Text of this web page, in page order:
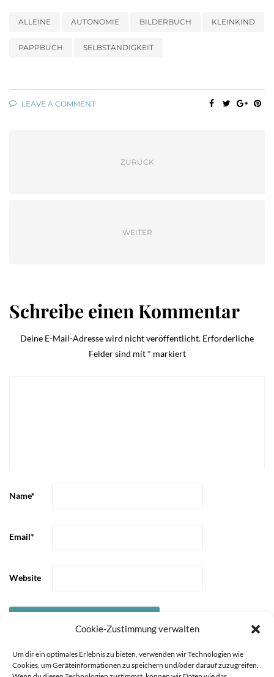
Cookie-Zustimmung verwalten
Um dir ein optimales Erlebnis zu bieten, verwenden wir Technologien wie
Cookies, um Geräteinformationen zu speichern und/oder darauf zuzugreifen.
ALLEINE AUTONOMIE BILDERBUCH KLEINKIND
PAPPBUCH SELBSTÄNDIGKEIT
LEAVE A COMMENT
ZURÜCK
WEITER
Schreibe einen Kommentar
Deine E-Mail-Adresse wird nicht veröffentlicht. Erforderliche
Felder sind mit * markiert
Name*
Email*
Website